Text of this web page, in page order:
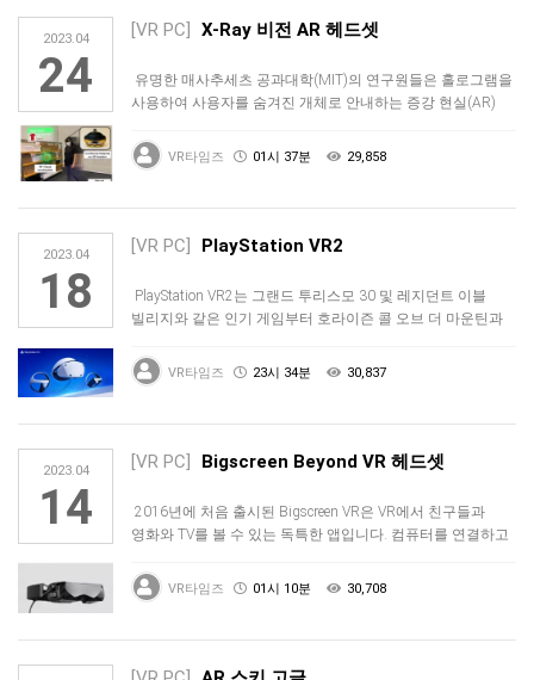
2023.04
24
[VR PC] X-Ray 비전 AR 헤드셋
유명한 매사추세츠 공과대학(MIT)의 연구원들은 홀로그램을
사용하여 사용자를 숨겨진 개체로 안내하는 증강 현실(AR)
VR타임즈 01시 37분 29,858
2023.04
18
[VR PC] PlayStation VR2
PlayStation VR2는 그랜드 투리스모 30 및 레지던트 이블
빌리지와 같은 인기 게임부터 호라이즌 콜 오브 더 마운틴과
VR타임즈 23시 34분 30,837
2023.04
14
[VR PC] Bigscreen Beyond VR 헤드셋
2016년에 처음 출시된 Bigscreen VR은 VR에서 친구들과
영화와 TV를 볼 수 있는 독특한 앱입니다. 컴퓨터를 연결하고
VR타임즈 01시 10분 30,708